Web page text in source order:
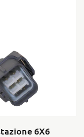
6X6